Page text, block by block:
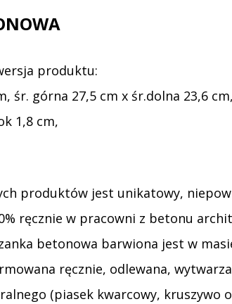
produktu:
śr. górna 27,5 cm x śr.dolna 23,6 cm,
1,8 cm,
produktów jest unikatowy,
ręcznie w pracowni z betonu
betonowa barwiona jest w
ręcznie, odlewana,
(piasek kwarcowy, kruszywo